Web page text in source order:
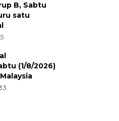
B, Sabtu
satu
(1/8/2026)